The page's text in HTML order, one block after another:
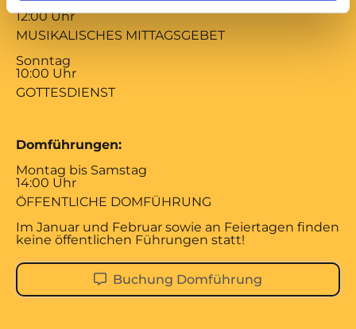
Samstag
12:00 Uhr
MUSIKALISCHES MITTAGSGEBET
Sonntag
10:00 Uhr
GOTTESDIENST
Domführungen:
Montag bis Samstag
14:00 Uhr
ÖFFENTLICHE DOMFÜHRUNG
Im Januar und Februar sowie an Feiertagen finden
keine öffentlichen Führungen statt!
Buchung Domführung